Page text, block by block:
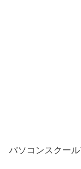
パソコンスクー